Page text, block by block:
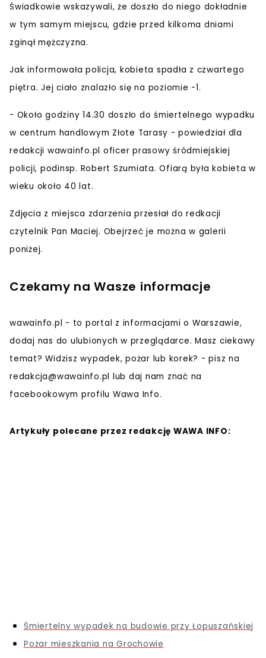
Świadkowie wskazywali, że doszło do niego dokładnie
w tym samym miejscu, gdzie przed kilkoma dniami
zginął mężczyzna.
Jak informowała policja, kobieta spadła z czwartego
piętra. Jej ciało znalazło się na poziomie -1.
- Około godziny 14.30 doszło do śmiertelnego wypadku
w centrum handlowym Złote Tarasy - powiedział dla
redakcji wawainfo.pl oficer prasowy śródmiejskiej
policji, podinsp. Robert Szumiata. Ofiarą była kobieta w
wieku około 40 lat.
Zdjęcia z miejsca zdarzenia przesłał do redkacji
czytelnik Pan Maciej. Obejrzeć je można w galerii
poniżej.
Czekamy na Wasze informacje
wawainfo.pl - to portal z informacjami o Warszawie,
dodaj nas do ulubionych w przeglądarce. Masz ciekawy
temat? Widzisz wypadek, pożar lub korek? - pisz na
redakcja@wawainfo.pl lub daj nam znać na
facebookowym profilu Wawa Info.
Artykuły polecane przez redakcję WAWA INFO:
Śmiertelny wypadek na budowie przy Łopuszańskiej
Pożar mieszkania na Grochowie